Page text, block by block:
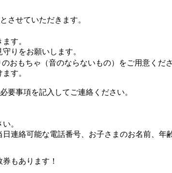
させていただきます。
す。
りをお願いします。
おもちゃ（音のならないもの）をご用意くださ
す。
要事項を記入してご連絡ください。
。
連絡可能な電話番号、お子さまのお名前、年
もあります！